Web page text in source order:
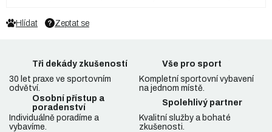
Zeptat se
Hlídat
Tři dekády zkušeností
30 let praxe ve sportovním
odvětví.
Vše pro sport
Kompletní sportovní vybavení
na jednom místě.
Osobní přístup a
poradenství
Individuálně poradíme a
vybavíme.
Spolehlivý partner
Kvalitní služby a bohaté
zkušenosti.